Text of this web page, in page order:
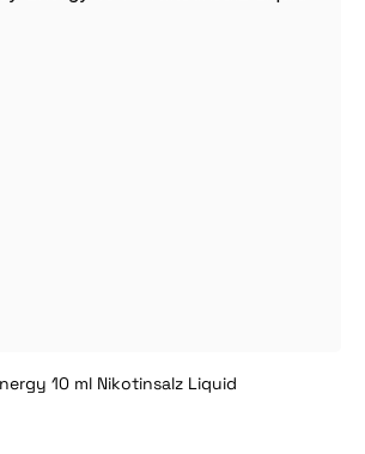
10 ml Nikotinsalz Liquid